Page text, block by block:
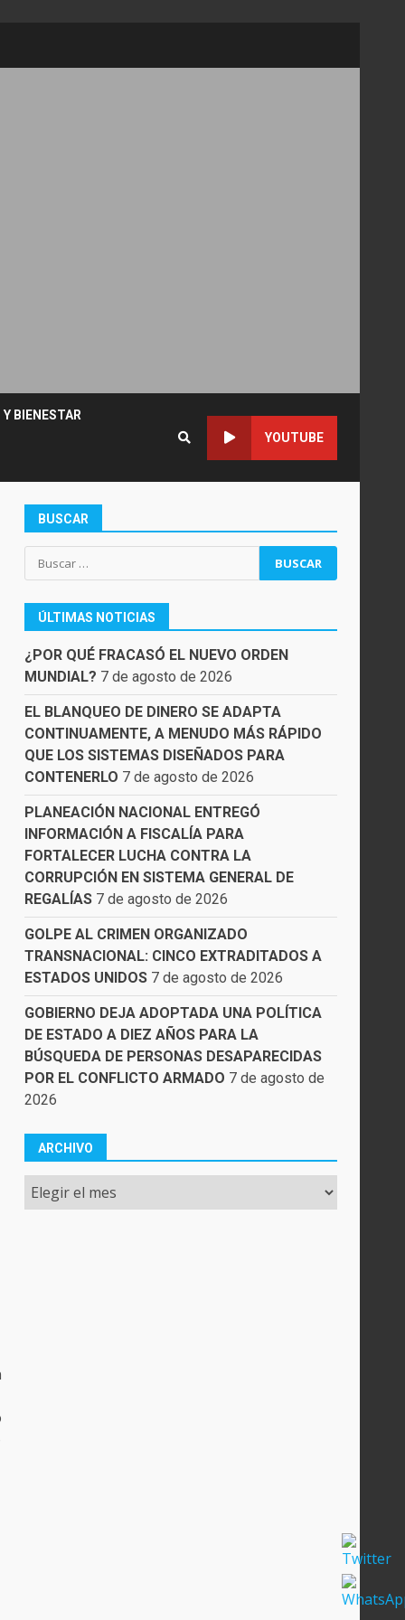
BIENESTAR
YOUTUBE
BUSCAR
Buscar:
ÚLTIMAS NOTICIAS
¿POR QUÉ FRACASÓ EL NUEVO ORDEN
MUNDIAL? 7 de agosto de 2026
EL BLANQUEO DE DINERO SE ADAPTA
CONTINUAMENTE, A MENUDO MÁS RÁPIDO
QUE LOS SISTEMAS DISEÑADOS PARA
CONTENERLO 7 de agosto de 2026
PLANEACIÓN NACIONAL ENTREGÓ
INFORMACIÓN A FISCALÍA PARA
FORTALECER LUCHA CONTRA LA
CORRUPCIÓN EN SISTEMA GENERAL DE
REGALÍAS 7 de agosto de 2026
GOLPE AL CRIMEN ORGANIZADO
TRANSNACIONAL: CINCO EXTRADITADOS A
ESTADOS UNIDOS 7 de agosto de 2026
GOBIERNO DEJA ADOPTADA UNA POLÍTICA
DE ESTADO A DIEZ AÑOS PARA LA
BÚSQUEDA DE PERSONAS DESAPARECIDAS
POR EL CONFLICTO ARMADO 7 de agosto de
2026
ARCHIVO
Archivo